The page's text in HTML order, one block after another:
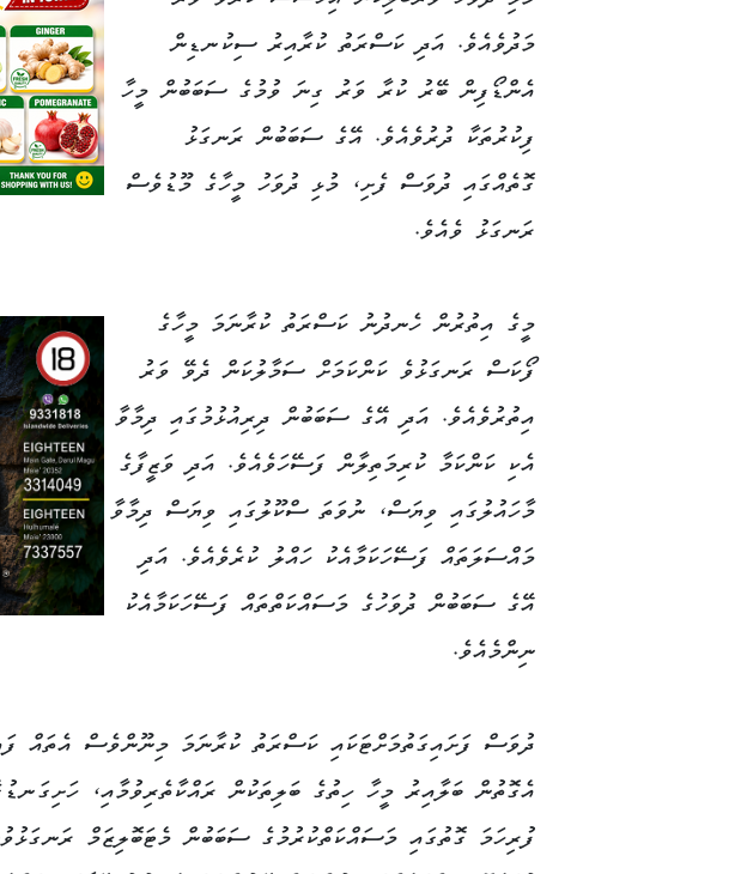
Linkމަދުވެއެވެ. އަދި ކަސްރަތު ކުރާއިރު ސިކުނޑިން
އެންޑޯފިން ބޭރު ކުރާ ވަރު ގިނަ ވުމުގެ ސަބަބުން މީހާ
ފިކުރުތަކާ ދުރުވެއެވެ. އޭގެ ސަބަބުން ރަނގަޅު
ގޮތެއްގައި ދުވަސް ފެށި، މުޅި ދުވަހު މީހާގެ މޫޑުވެސް
ރަނގަޅު ވެއެވެ.
މީގެ އިތުރުން ހެނދުނު ކަސްރަތު ކުރާނަމަ މީހާގެ
ފޯކަސް ރަނގަޅުވެ ކަންކަމަށް ސަމާލުކަން ދެވޭ ވަރު
އިތުރުވެއެވެ. އަދި އޭގެ ސަބަބުން ދިރިއުޅުމުގައި ދިމާވާ
އެކި ކަންކަމާ ކުރިމަތިލާން ފަސޭހަވެއެވެ. އަދި ވަޒީފާގެ
މާހައުލުގައި ވިޔަސް، ނުވަތަ ސްކޫލުގައި ވިޔަސް ދިމާވާ
މައްސަލަތައް ފަސޭހަކަމާއެކު ހައްލު ކުރެވެއެވެ. އަދި
އޭގެ ސަބަބުން ދުވަހުގެ މަސައްކަތްތައް ފަސޭހަކަމާއެކު
ނިންމެއެވެ.
ދުވަސް ފަށައިގަތުމަށްޓަކައި ކަސްރަތު ކުރާނަމަ މިނޫންވެސް އެތައް
އެގޮތުން ބަލާއިރު މީހާ ހިތުގެ ބަލިތަކުން ރައްކާތެރިވުމާއި،
ފުރިހަމަ ގޮތުގައި މަސައްކަތްކުރުމުގެ ސަބަބުން މެޓަބޮލިޒަމް